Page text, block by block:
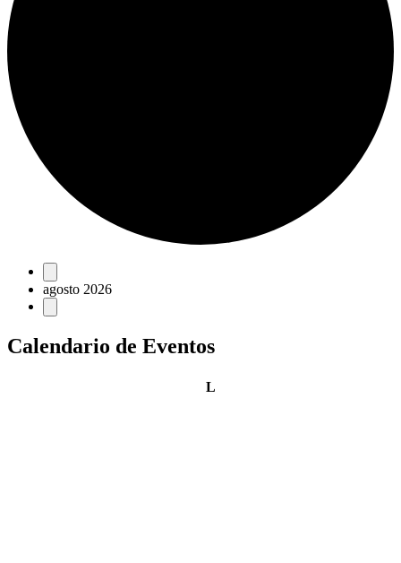
Eventos
agosto 2026
Calendario de Eventos
Llunes